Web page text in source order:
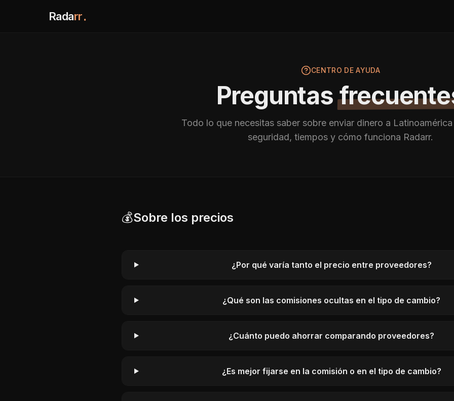
Radarr.
CENTRO DE AYUDA
Preguntas
Todo lo que necesitas saber sobre enviar dinero a
seguridad, tiempos y cómo funciona Radarr.
💰Sobre los precios
¿Por qué varía tanto el precio entre proveedores?
¿Qué son las comisiones ocultas en el tipo de cambio?
¿Cuánto puedo ahorrar comparando proveedores?
¿Es mejor fijarse en la comisión o en el tipo de cambio?